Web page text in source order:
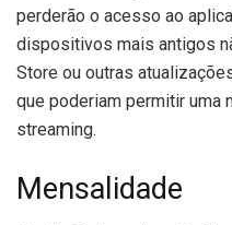
perderão o acesso ao
dispositivos mais antigos
Store ou outras
que poderiam permitir uma
streaming.
Mensalidade